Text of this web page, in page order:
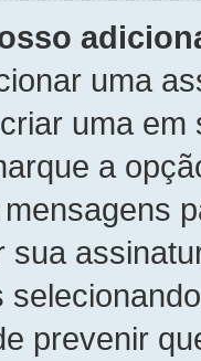
uma
uma
a
sua
prevenir